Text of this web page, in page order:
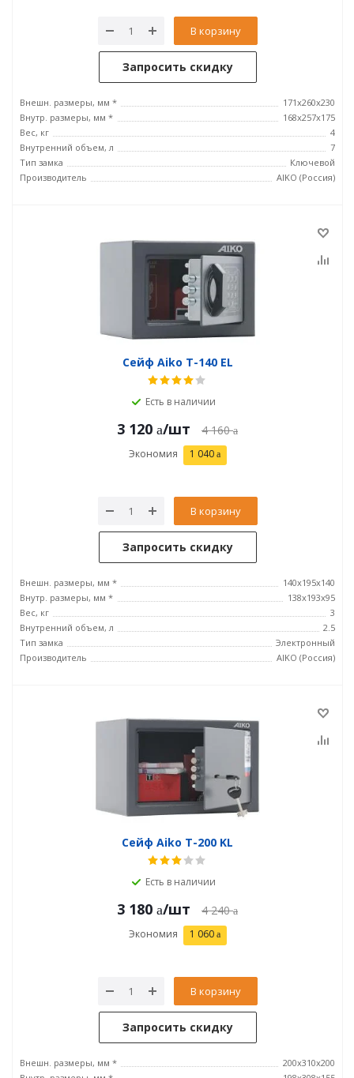
В корзину
Запросить скидку
Внешн. размеры, мм *
171x260x230
Внутр. размеры, мм *
168x257x175
Вес, кг
4
Внутренний объем, л
7
Тип замка
Ключевой
Производитель
AIKO (Россия)
Сейф Aiko T-140 EL
Есть в наличии
3 120 /шт 4 160
Экономия 1 040
В корзину
Запросить скидку
Внешн. размеры, мм *
140x195x140
Внутр. размеры, мм *
138x193x95
Вес, кг
3
Внутренний объем, л
2.5
Тип замка
Электронный
Производитель
AIKO (Россия)
Сейф Aiko T-200 KL
Есть в наличии
3 180 /шт 4 240
Экономия 1 060
В корзину
Запросить скидку
Внешн. размеры, мм *
200x310x200